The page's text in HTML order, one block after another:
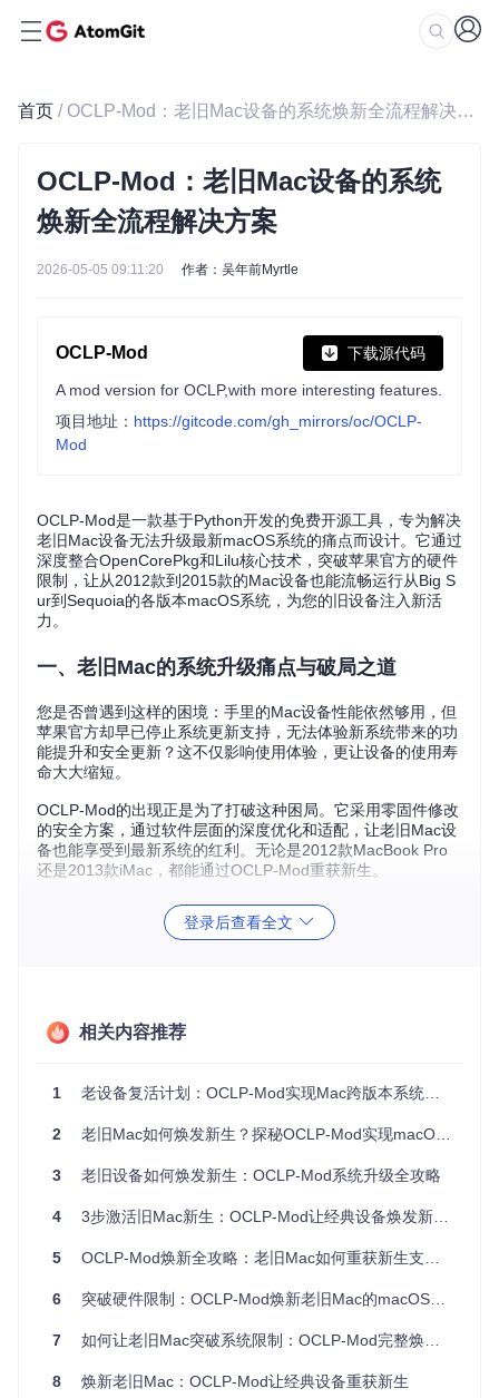
首页 / OCLP-Mod：老旧Mac设备的系统焕新全流程解决方案
OCLP-Mod：老旧Mac设备的系统
焕新全流程解决方案
2026-05-05 09:11:20 作者：吴年前Myrtle
OCLP-Mod 下载源代码
A mod version for OCLP,with more interesting features.
项目地址： https://gitcode.com/gh_mirrors/oc/OCLP-
Mod
OCLP-Mod是一款基于Python开发的免费开源工具，专为解决
老旧Mac设备无法升级最新macOS系统的痛点而设计。它通过
深度整合OpenCorePkg和Lilu核心技术，突破苹果官方的硬件
限制，让从2012款到2015款的Mac设备也能流畅运行从Big S
ur到Sequoia的各版本macOS系统，为您的旧设备注入新活
力。
一、老旧Mac的系统升级痛点与破局之道
您是否曾遇到这样的困境：手里的Mac设备性能依然够用，但
苹果官方却早已停止系统更新支持，无法体验新系统带来的功
能提升和安全更新？这不仅影响使用体验，更让设备的使用寿
命大大缩短。
OCLP-Mod的出现正是为了打破这种困局。它采用零固件修改
的安全方案，通过软件层面的深度优化和适配，让老旧Mac设
备也能享受到最新系统的红利。无论是2012款MacBook Pro
还是2013款iMac，都能通过OCLP-Mod重获新生。
二、OCLP-Mod的核心价值主张
有修改都是可逆的，您可以随时恢复到原始系统状态，无需担
2. 稳定性：智能硬件检测与适配，确保系统流畅运行
OCLP-Mod内置先进的硬件检测引擎，能够自动识别您的设备
还是AMD显卡，各种无线网卡，或是不同类型的存储设备，都
能得到完美支持。
3. 易用性：全流程图形化操作，新手也能轻松上手
OCLP-Mod提供直观友好的图形化界面，将复杂的系统升级过
轻松完成系统升级。
三、OCLP-Mod实施路径：四步完成系统升级
登录后查看全文
相关内容推荐
1 老设备复活计划：OCLP-Mod实现Mac跨版本系统迁移的完整路径
2 老旧Mac如何焕发新生？探秘OCLP-Mod实现macOS系统焕新方案
3 老旧设备如何焕发新生：OCLP-Mod系统升级全攻略
4 3步激活旧Mac新生：OCLP-Mod让经典设备焕发新活力
5 OCLP-Mod焕新全攻略：老旧Mac如何重获新生支持最新macOS
6 突破硬件限制：OCLP-Mod焕新老旧Mac的macOS兼容性扩展方案
7 如何让老旧Mac突破系统限制：OCLP-Mod完整焕新指南
8 焕新老旧Mac：OCLP-Mod让经典设备重获新生